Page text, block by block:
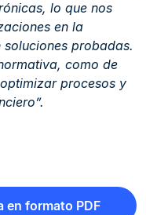
lo que nos
en la
probadas.
como de
procesos y
en formato PDF